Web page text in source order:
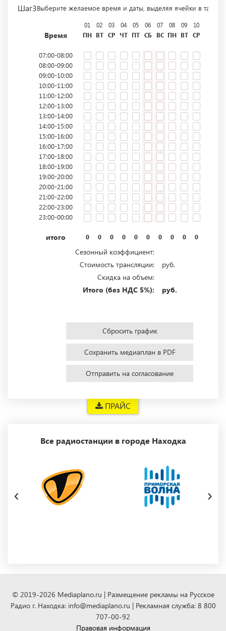
ПРАЙС
Шаг3Выберите желаемое время и даты, выделяя ячейки в
Время
01
ПН
02
ВТ
03
СР
04
ЧТ
05
ПТ
06
СБ
07
ВС
08
ПН
09
ВТ
10
СР
07:00-08:00
08:00-09:00
09:00-10:00
10:00-11:00
11:00-12:00
12:00-13:00
13:00-14:00
14:00-15:00
15:00-16:00
16:00-17:00
17:00-18:00
18:00-19:00
19:00-20:00
20:00-21:00
21:00-22:00
22:00-23:00
23:00-00:00
итого 0 0 0 0 0 0 0 0 0 0
Сезонный коэффициент:
Стоимость трансляции:
руб.
Скидка на объем:
Итого (без НДС 5%):
руб.
Сбросить график
Сохранить медиаплан в PDF
Отправить на согласование
Все радиостанции в городе Находка
‹ ›
© 2019-2026 Mediaplano.ru | Размещение рекламы на Русское
Радио г. Находка: info@mediaplano.ru | Рекламная служба: 8 800
707-00-92
Правовая информация